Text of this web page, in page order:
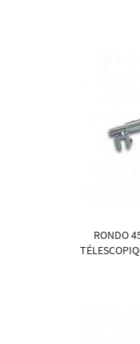
RONDO